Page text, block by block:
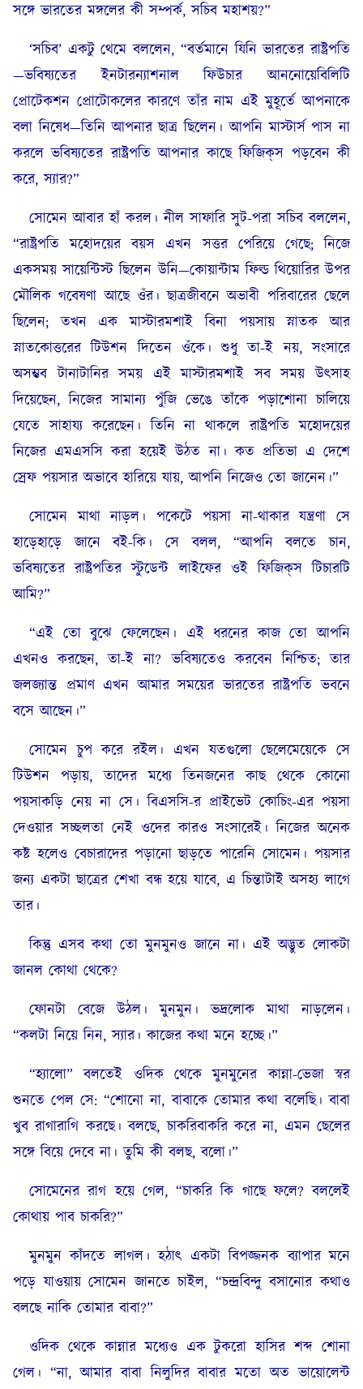
সঙ্গে ভারতের মঙ্গলের কী সম্পর্ক, সচিব মহাশয়?”
‘সচিব’ একটু থেমে বললেন, “বর্তমানে যিনি ভারতের রাষ্ট্রপতি
—ভবিষ্যতের ইনটারন্যাশনাল ফিউচার আননোয়েবিলিটি
প্রোটেকশন প্রোটোকলের কারণে তাঁর নাম এই মুহূর্তে আপনাকে
বলা নিষেধ—তিনি আপনার ছাত্র ছিলেন। আপনি মাস্টার্স পাস না
করলে ভবিষ্যতের রাষ্ট্রপতি আপনার কাছে ফিজিক্‌স পড়বেন কী
করে, স্যার?”
সোমেন আবার হাঁ করল। নীল সাফারি সুট-পরা সচিব বললেন,
“রাষ্ট্রপতি মহোদয়ের বয়স এখন সত্তর পেরিয়ে গেছে; নিজে
একসময় সায়েন্টিস্ট ছিলেন উনি—কোয়ান্টাম ফিল্ড থিয়োরির উপর
মৌলিক গবেষণা আছে ওঁর। ছাত্রজীবনে অভাবী পরিবারের ছেলে
ছিলেন; তখন এক মাস্টারমশাই বিনা পয়সায় স্নাতক আর
স্নাতকোত্তরের টিউশন দিতেন ওঁকে। শুধু তা-ই নয়, সংসারে
অসম্ভব টানাটানির সময় এই মাস্টারমশাই সব সময় উৎসাহ
দিয়েছেন, নিজের সামান্য পুঁজি ভেঙে তাঁকে পড়াশোনা চালিয়ে
যেতে সাহায্য করেছেন। তিনি না থাকলে রাষ্ট্রপতি মহোদয়ের
নিজের এমএসসি করা হয়েই উঠত না। কত প্রতিভা এ দেশে
স্রেফ পয়সার অভাবে হারিয়ে যায়, আপনি নিজেও তো জানেন।”
সোমেন মাথা নাড়ল। পকেটে পয়সা না-থাকার যন্ত্রণা সে
হাড়েহাড়ে জানে বই-কি। সে বলল, “আপনি বলতে চান,
ভবিষ্যতের রাষ্ট্রপতির স্টুডেন্ট লাইফের ওই ফিজিক্‌স টিচারটি
আমি?”
“এই তো বুঝে ফেলেছেন। এই ধরনের কাজ তো আপনি
এখনও করছেন, তা-ই না? ভবিষ্যতেও করবেন নিশ্চিত; তার
জলজ্যান্ত প্রমাণ এখন আমার সময়ের ভারতের রাষ্ট্রপতি ভবনে
বসে আছেন।”
সোমেন চুপ করে রইল। এখন যতগুলো ছেলেমেয়েকে সে
টিউশন পড়ায়, তাদের মধ্যে তিনজনের কাছ থেকে কোনো
পয়সাকড়ি নেয় না সে। বিএসসি-র প্রাইভেট কোচিং-এর পয়সা
দেওয়ার সচ্ছলতা নেই ওদের কারও সংসারেই। নিজের অনেক
কষ্ট হলেও বেচারাদের পড়ানো ছাড়তে পারেনি সোমেন। পয়সার
জন্য একটা ছাত্রের শেখা বন্ধ হয়ে যাবে, এ চিন্তাটাই অসহ্য লাগে
তার।
কিন্তু এসব কথা তো মুনমুনও জানে না। এই অদ্ভুত লোকটা
জানল কোথা থেকে?
ফোনটা বেজে উঠল। মুনমুন। ভদ্রলোক মাথা নাড়লেন।
“কলটা নিয়ে নিন, স্যার। কাজের কথা মনে হচ্ছে।”
“হ্যালো” বলতেই ওদিক থেকে মুনমুনের কান্না-ভেজা স্বর
শুনতে পেল সে: “শোনো না, বাবাকে তোমার কথা বলেছি। বাবা
খুব রাগারাগি করছে। বলছে, চাকরিবাকরি করে না, এমন ছেলের
সঙ্গে বিয়ে দেবে না। তুমি কী বলছ, বলো।”
সোমেনের রাগ হয়ে গেল, “চাকরি কি গাছে ফলে? বললেই
কোথায় পাব চাকরি?”
মুনমুন কাঁদতে লাগল। হঠাৎ একটা বিপজ্জনক ব্যাপার মনে
পড়ে যাওয়ায় সোমেন জানতে চাইল, “চন্দ্রবিন্দু বসানোর কথাও
বলছে নাকি তোমার বাবা?”
ওদিক থেকে কান্নার মধ্যেও এক টুকরো হাসির শব্দ শোনা
গেল। “না, আমার বাবা নিলুদির বাবার মতো অত ভায়োলেন্ট